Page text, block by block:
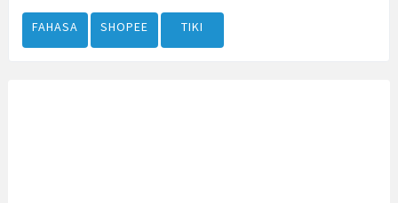
FAHASA SHOPEE TIKI